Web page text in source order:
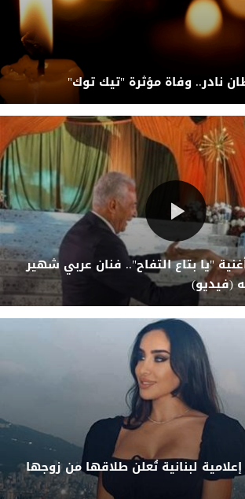
نادر.. وفاة مؤثرة "تيك توك"
"يا بتاع التفاح".. فنان عربي شهير
(فيديو)
لبنانية تُعلن طلاقها من زوجها